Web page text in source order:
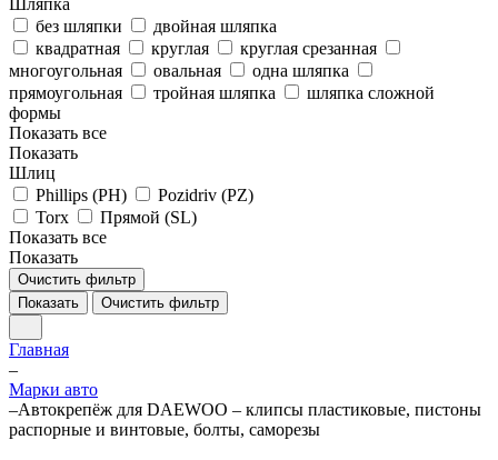
Шляпка
без шляпки
двойная шляпка
квадратная
круглая
круглая срезанная
многоугольная
овальная
одна шляпка
прямоугольная
тройная шляпка
шляпка сложной
формы
Показать все
Показать
Шлиц
Phillips (PH)
Pozidriv (PZ)
Torx
Прямой (SL)
Показать все
Показать
Очистить фильтр
Показать
Очистить фильтр
Главная
–
Марки авто
–Автокрепёж для DAEWOO – клипсы пластиковые, пистоны
распорные и винтовые, болты, саморезы